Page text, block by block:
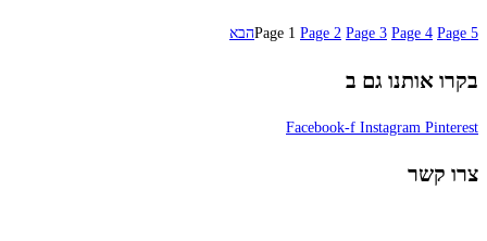
Page 1 Page 2 Page 3 Page 4 Page 5 הבא
בקרו אותנו גם ב
Facebook-f Instagram Pinterest
צרו קשר